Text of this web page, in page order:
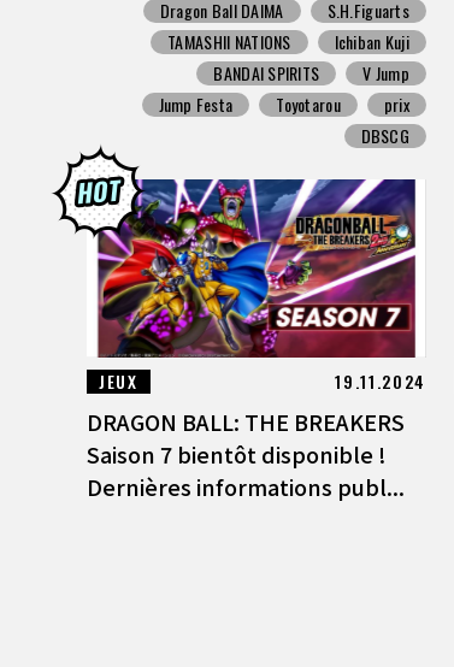
Dragon Ball DAIMA
S.H.Figuarts
TAMASHII NATIONS
Ichiban Kuji
BANDAI SPIRITS
V Jump
Jump Festa
Toyotarou
prix
DBSCG
JEUX 19.11.2024
DRAGON BALL: THE BREAKERS
Saison 7 bientôt disponible !
Dernières informations publ...